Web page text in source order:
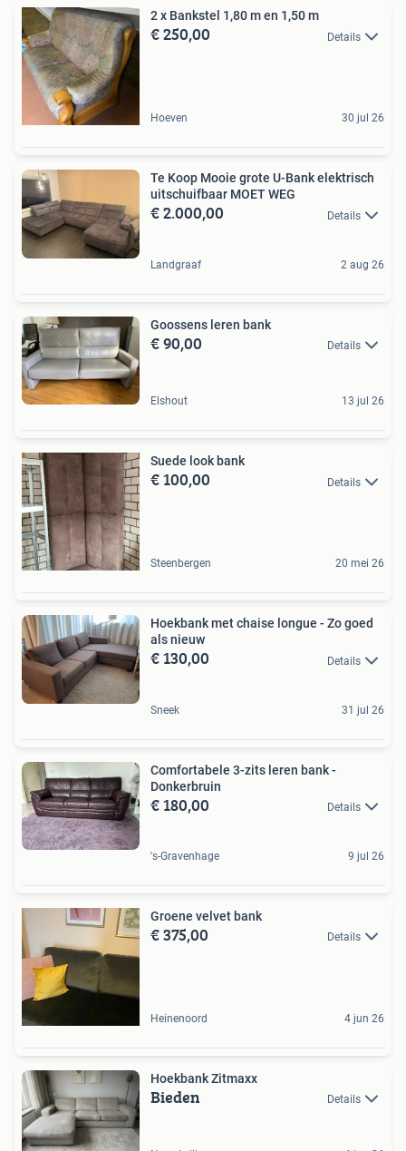
2 x Bankstel 1,80 m en 1,50 m
€ 250,00 Details
Hoeven 30 jul 26
Te Koop Mooie grote U-Bank elektrisch
uitschuifbaar MOET WEG
€ 2.000,00 Details
Landgraaf 2 aug 26
Goossens leren bank
€ 90,00 Details
Elshout 13 jul 26
Suede look bank
€ 100,00 Details
Steenbergen 20 mei 26
Hoekbank met chaise longue - Zo goed
als nieuw
€ 130,00 Details
Sneek 31 jul 26
Comfortabele 3-zits leren bank -
Donkerbruin
€ 180,00 Details
's-Gravenhage 9 jul 26
Groene velvet bank
€ 375,00 Details
Heinenoord 4 jun 26
Hoekbank Zitmaxx
Bieden Details